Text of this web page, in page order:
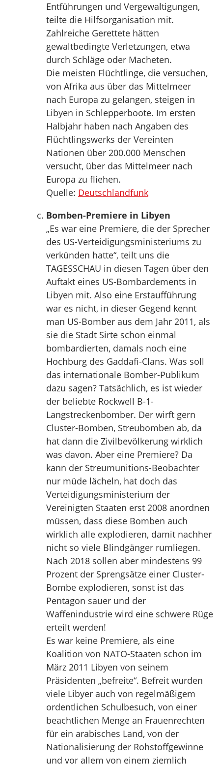
Entführungen und Vergewaltigungen,
teilte die Hilfsorganisation mit.
Zahlreiche Gerettete hätten
gewaltbedingte Verletzungen, etwa
durch Schläge oder Macheten.
Die meisten Flüchtlinge, die versuchen,
von Afrika aus über das Mittelmeer
nach Europa zu gelangen, steigen in
Libyen in Schlepperboote. Im ersten
Halbjahr haben nach Angaben des
Flüchtlingswerks der Vereinten
Nationen über 200.000 Menschen
versucht, über das Mittelmeer nach
Europa zu fliehen.
Quelle: Deutschlandfunk
Bomben-Premiere in Libyen
„Es war eine Premiere, die der Sprecher
des US-Verteidigungsministeriums zu
verkünden hatte“, teilt uns die
TAGESSCHAU in diesen Tagen über den
Auftakt eines US-Bombardements in
Libyen mit. Also eine Erstaufführung
war es nicht, in dieser Gegend kennt
man US-Bomber aus dem Jahr 2011, als
sie die Stadt Sirte schon einmal
bombardierten, damals noch eine
Hochburg des Gaddafi-Clans. Was soll
das internationale Bomber-Publikum
dazu sagen? Tatsächlich, es ist wieder
der beliebte Rockwell B-1-
Langstreckenbomber. Der wirft gern
Cluster-Bomben, Streubomben ab, da
hat dann die Zivilbevölkerung wirklich
was davon. Aber eine Premiere? Da
kann der Streumunitions-Beobachter
nur müde lächeln, hat doch das
Verteidigungsministerium der
Vereinigten Staaten erst 2008 anordnen
müssen, dass diese Bomben auch
wirklich alle explodieren, damit nachher
nicht so viele Blindgänger rumliegen.
Nach 2018 sollen aber mindestens 99
Prozent der Sprengsätze einer Cluster-
Bombe explodieren, sonst ist das
Pentagon sauer und der
Waffenindustrie wird eine schwere Rüge
erteilt werden!
Es war keine Premiere, als eine
Koalition von NATO-Staaten schon im
März 2011 Libyen von seinem
Präsidenten „befreite“. Befreit wurden
viele Libyer auch von regelmäßigem
ordentlichen Schulbesuch, von einer
beachtlichen Menge an Frauenrechten
für ein arabisches Land, von der
Nationalisierung der Rohstoffgewinne
und vor allem von einem ziemlich